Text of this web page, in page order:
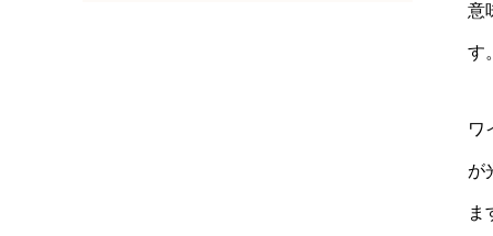
意
す。
ワ
が
ま